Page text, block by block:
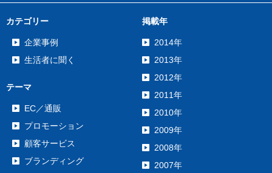
カテゴリー
企業事例
生活者に聞く
テーマ
EC／通販
プロモーション
顧客サービス
ブランディング
掲載年
2014年
2013年
2012年
2011年
2010年
2009年
2008年
2007年